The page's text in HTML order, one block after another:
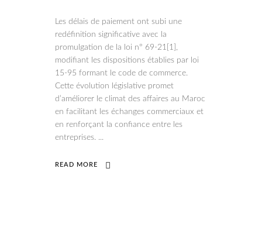
Les délais de paiement ont subi une
redéfinition significative avec la
promulgation de la loi n° 69-21[1],
modifiant les dispositions établies par loi
15-95 formant le code de commerce.
Cette évolution législative promet
d’améliorer le climat des affaires au Maroc
en facilitant les échanges commerciaux et
en renforçant la confiance entre les
entreprises.
READ MORE